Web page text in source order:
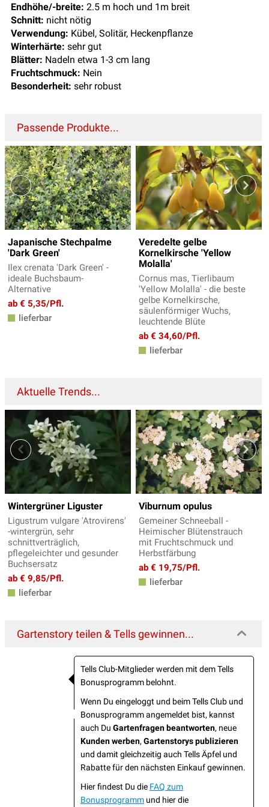
Endhöhe/-breite: 2.5 m hoch und 1m breit
Schnitt: nicht nötig
Verwendung: Kübel, Solitär, Heckenpflanze
Winterhärte: sehr gut
Blätter: Nadeln etwa 1-3 cm lang
Fruchtschmuck: Nein
Besonderheit: sehr robust
Passende Produkte...
Japanische Stechpalme
'Dark Green'
Ilex crenata 'Dark Green' -
ideale Buchsbaum-
Alternative
ab € 5,35/Pfl.
lieferbar
Veredelte gelbe
Kornelkirsche 'Yellow
Molalla'
Cornus mas, Tierlibaum
'Yellow Molalla' - die beste
gelbe Kornelkirsche,
säulenförmiger Wuchs,
leuchtende Blüte
ab € 34,60/Pfl.
lieferbar
Aktuelle Trends...
Wintergrüner Liguster
Ligustrum vulgare 'Atrovirens'
-wintergrün, sehr
schnittverträglich,
pflegeleichter und gesunder
Buchsersatz
ab € 9,85/Pfl.
lieferbar
Viburnum opulus
Gemeiner Schneeball -
Heimischer Blütenstrauch
mit Fruchtschmuck und
Herbstfärbung
ab € 19,75/Pfl.
lieferbar
Gartenstory teilen & Tells gewinnen...
Tells Club-Mitglieder werden mit dem Tells
Bonusprogramm belohnt.
Wenn Du eingeloggt und beim Tells Club und
Bonusprogramm angemeldet bist, kannst
auch Du Gartenfragen beantworten, neue
Kunden werben, Gartenstorys publizieren
und damit gleichzeitig auch Tells Äpfel und
Rabatte für den nächsten Einkauf gewinnen.
Hier findest Du die FAQ zum
Bonusprogramm und hier die